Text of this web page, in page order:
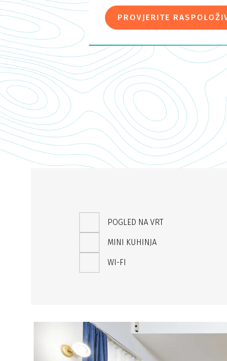
PROVJERITE
POGLED NA VRT
MINI KUHINJA
WI-FI